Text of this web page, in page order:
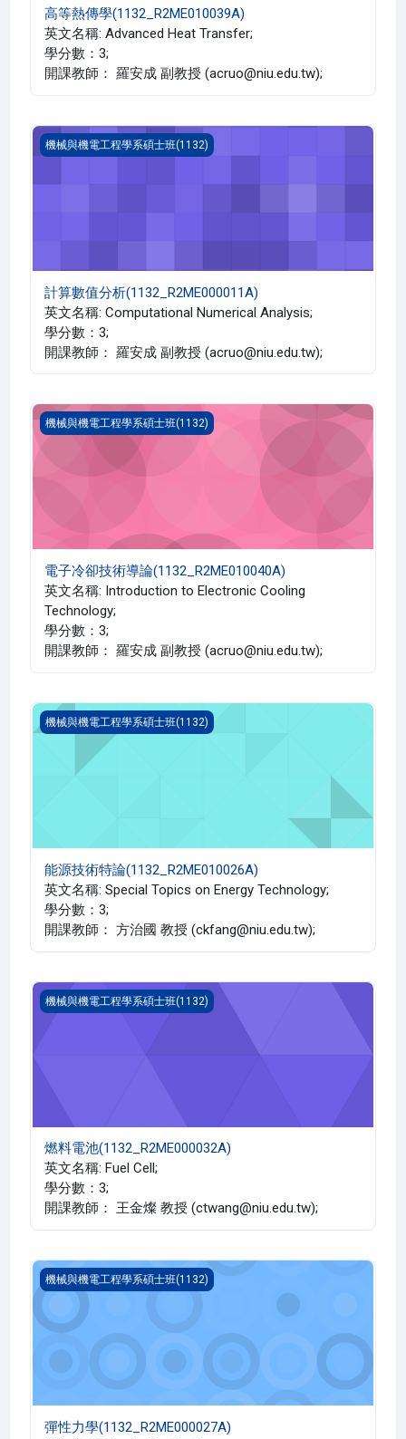
高等熱傳學(1132_R2ME010039A)
英文名稱: Advanced Heat Transfer;
學分數：3;
開課教師： 羅安成 副教授 (acruo@niu.edu.tw);
計算數值分析(1132_R2ME000011A)
機械與機電工程學系碩士班(1132)
計算數值分析(1132_R2ME000011A)
英文名稱: Computational Numerical Analysis;
學分數：3;
開課教師： 羅安成 副教授 (acruo@niu.edu.tw);
電子冷卻技術導論(1132_R2ME010040A)
機械與機電工程學系碩士班(1132)
電子冷卻技術導論(1132_R2ME010040A)
英文名稱: Introduction to Electronic Cooling
Technology;
學分數：3;
開課教師： 羅安成 副教授 (acruo@niu.edu.tw);
能源技術特論(1132_R2ME010026A)
機械與機電工程學系碩士班(1132)
能源技術特論(1132_R2ME010026A)
英文名稱: Special Topics on Energy Technology;
學分數：3;
開課教師： 方治國 教授 (ckfang@niu.edu.tw);
燃料電池(1132_R2ME000032A)
機械與機電工程學系碩士班(1132)
燃料電池(1132_R2ME000032A)
英文名稱: Fuel Cell;
學分數：3;
開課教師： 王金燦 教授 (ctwang@niu.edu.tw);
彈性力學(1132_R2ME000027A)
機械與機電工程學系碩士班(1132)
彈性力學(1132_R2ME000027A)